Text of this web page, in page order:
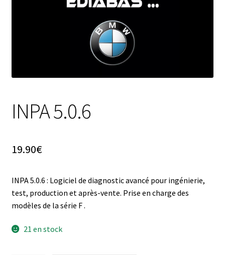
INPA 5.0.6
19.90€
INPA 5.0.6 : Logiciel de diagnostic avancé pour ingénierie,
test, production et après-vente. Prise en charge des
modèles de la série F .
21 en stock